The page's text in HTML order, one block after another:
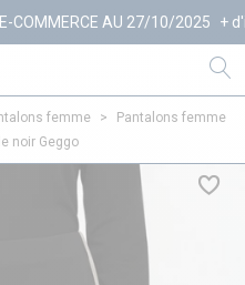
AU 27/10/2025 + d'infos
femme >
Pantalons femme
noir Geggo